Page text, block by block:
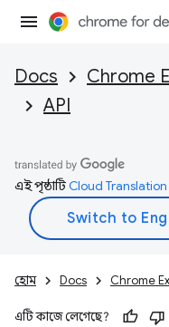
Docs Chrome
API
এই পৃষ্ঠাটিCloud Translation
হোম Docs Chrome
এটি কাজে লেগেছে?